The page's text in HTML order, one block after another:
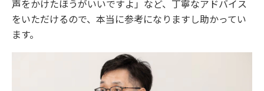
声をかけたほうがいいですよ」など、丁寧なアドバイス
をいただけるので、本当に参考になりますし助かってい
ます。